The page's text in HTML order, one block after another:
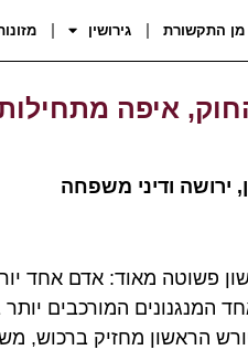
מן התקשורת גירושין
איפה מתחילות
ירושה ודיני משפחה
פשוטה מאוד: אדם אחד
המנגנונים המורכבים יותר
הראשון מחזיק ברכוש,